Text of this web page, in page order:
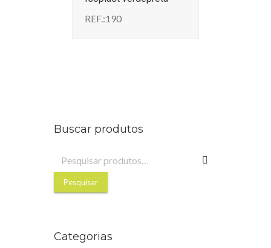
REF.:190
Buscar produtos
Pesquisar
por:
Pesquisar
Categorias